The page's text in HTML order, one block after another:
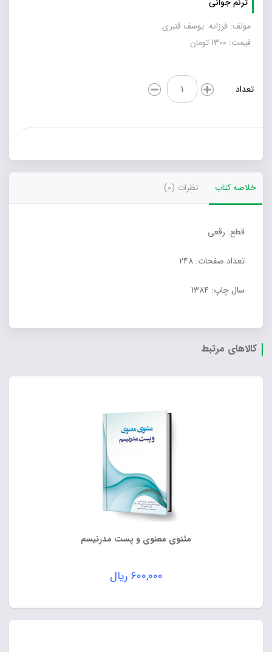
مولف: فرزانه یوسف قنبری
قیمت: 1300 تومان
تعداد
ترنم
جوانی
عدد
خلاصه کتاب نظرات (0)
قطع: رقعی
تعداد صفحات: 248
سال چاپ: 1384
کالاهای مرتبط
مثنوی معنوی و پست مدرنیسم
۶۰۰,۰۰۰ ریال